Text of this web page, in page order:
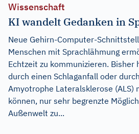
Wissenschaft
KI wandelt Gedanken in
Neue Gehirn-Computer-
Menschen mit Sprachlähmung
Echtzeit zu kommunizieren. Bisher
durch einen Schlaganfall oder
Amyotrophe Lateralsklerose (ALS)
können, nur sehr begrenzte
Außenwelt zu...